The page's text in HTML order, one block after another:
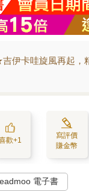
伊卡哇旋風再起，
歡+1
寫評價
賺金幣
電子書